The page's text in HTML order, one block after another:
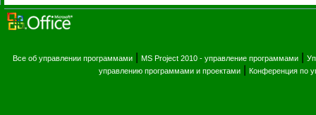
Все об управлении программами MS Project 2010 - управление программами
управлению программами и проектами| Конференция по